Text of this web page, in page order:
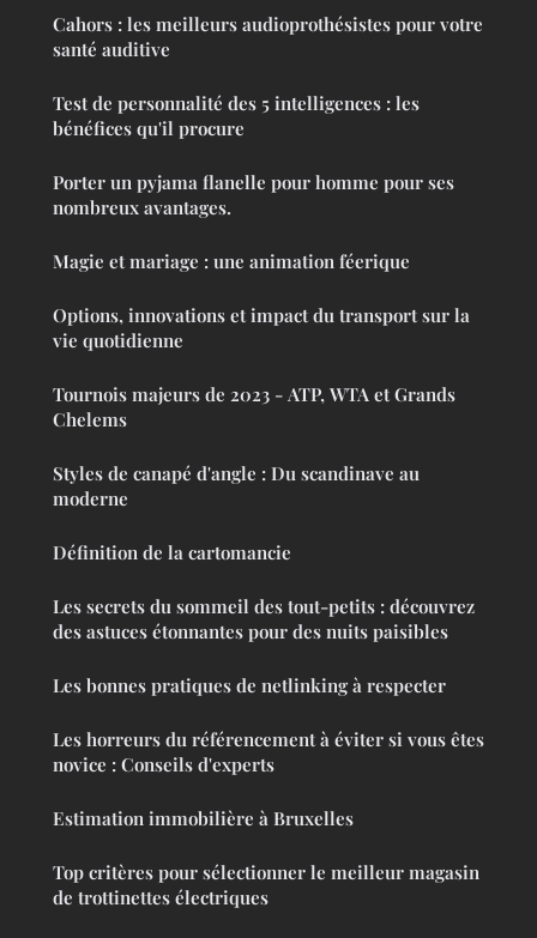
Cahors : les meilleurs audioprothésistes pour votre
santé auditive
Test de personnalité des 5 intelligences : les
bénéfices qu'il procure
Porter un pyjama flanelle pour homme pour ses
nombreux avantages.
Magie et mariage : une animation féerique
Options, innovations et impact du transport sur la
vie quotidienne
Tournois majeurs de 2023 - ATP, WTA et Grands
Chelems
Styles de canapé d'angle : Du scandinave au
moderne
Définition de la cartomancie
Les secrets du sommeil des tout-petits : découvrez
des astuces étonnantes pour des nuits paisibles
Les bonnes pratiques de netlinking à respecter
Les horreurs du référencement à éviter si vous êtes
novice : Conseils d'experts
Estimation immobilière à Bruxelles
Top critères pour sélectionner le meilleur magasin
de trottinettes électriques